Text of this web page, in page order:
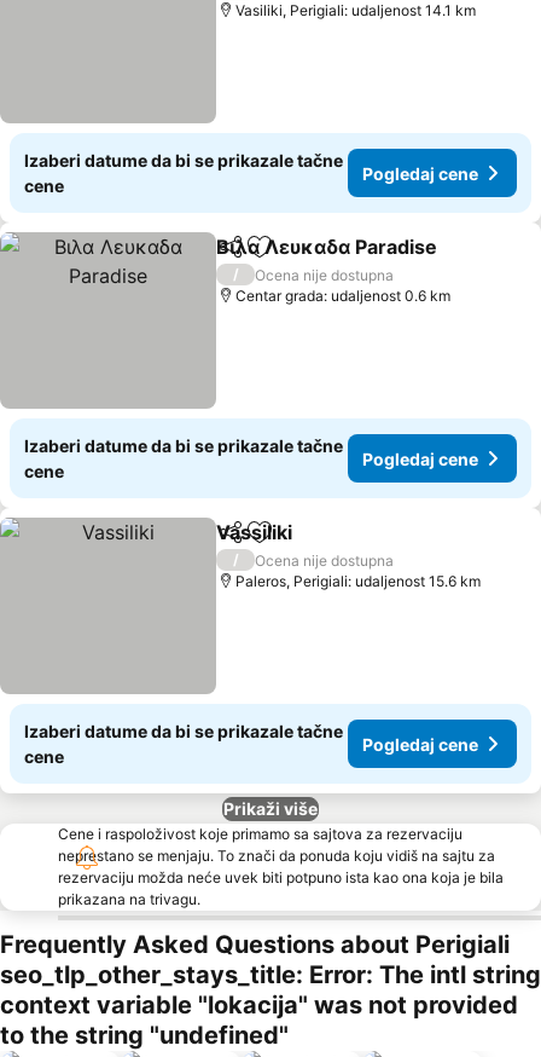
Vasiliki, Perigiali: udaljenost 14.1 km
Izaberi datume da bi se prikazale tačne
cene
Pogledaj cene
Deli Dodati u favorite
Βιλα Λευκαδα Paradise
/
Ocena nije dostupna
Centar grada: udaljenost 0.6 km
Izaberi datume da bi se prikazale tačne
cene
Pogledaj cene
Deli Dodati u favorite
Vassiliki
/
Ocena nije dostupna
Paleros, Perigiali: udaljenost 15.6 km
Izaberi datume da bi se prikazale tačne
cene
Pogledaj cene
Prikaži više
Cene i raspoloživost koje primamo sa sajtova za rezervaciju
neprestano se menjaju. To znači da ponuda koju vidiš na sajtu za
rezervaciju možda neće uvek biti potpuno ista kao ona koja je bila
prikazana na trivagu.
Frequently Asked Questions about Perigiali
seo_tlp_other_stays_title: Error: The intl string
context variable "lokacija" was not provided
to the string "undefined"